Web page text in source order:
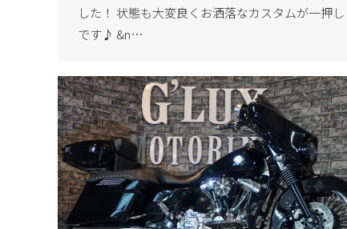
した！ 状態も大変良くお洒落なカスタムが一押し
です♪ &n…